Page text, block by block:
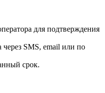
для подтверждения
через SMS, email или по
срок.